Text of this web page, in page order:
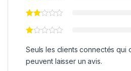
Seuls les clients connectés qui
peuvent laisser un avis.